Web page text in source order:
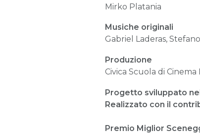
Mirko Platania
Musiche originali
Gabriel Laderas,
Produzione
Civica Scuola di
Progetto sviluppato
Realizzato con il
Premio Miglior